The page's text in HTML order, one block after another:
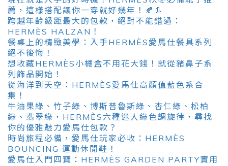
薦，這樣搭配讓你一穿就好幾年！🍂👢
跨越年齡級距最大的包款，絕對不能錯過：
HERMÈS HALZAN！
餐桌上的精緻美學：入手HERMÈS愛馬仕餐具系列
絕不後悔！
想收藏HERMÈS小橘盒不用花大錢！就從豬鼻子系
列飾品開始！
從海洋到天空：HERMÈS愛馬仕高顏值藍色系合
集！
牛油果綠、竹子綠、博斯普魯斯綠、杏仁綠、松柏
綠、翡翠綠，HERMÈS六種迷人綠色調旋律，尋找
你的優雅魅力愛馬仕包款？
時尚旅程必備，愛馬仕玩家必收：HERMÈS
BOUNCING 運動休閒鞋！
愛馬仕入門四寶：HERMÈS GARDEN PARTY實用